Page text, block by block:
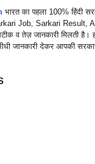
भारत का पहला 100% हिंदी
Job, Sarkari Result,
व तेज़ जानकारी मिलती
जानकारी देकर आपकी